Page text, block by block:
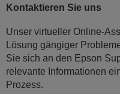
Kontaktieren Sie uns
Unser virtueller Online-
Lösung gängiger
Sie sich an den Epson
relevante Informationen
Prozess.